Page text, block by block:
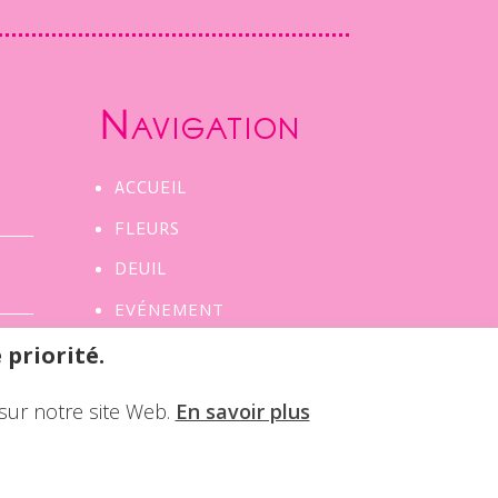
Navigation
ACCUEIL
FLEURS
DEUIL
EVÉNEMENT
priorité.
notre site Web. En savoir plus